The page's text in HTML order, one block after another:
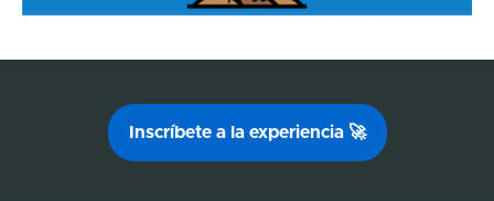
Inscríbete a la experiencia 🚀